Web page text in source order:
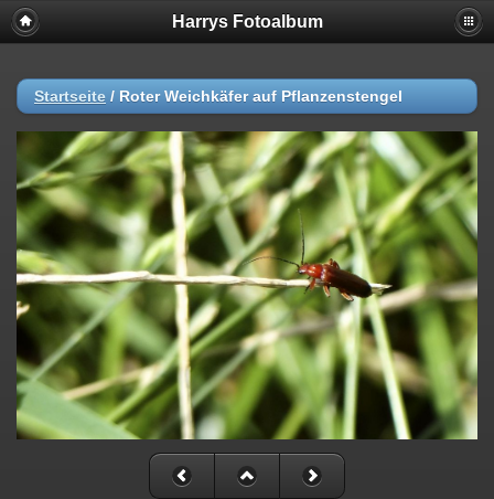
Harrys Fotoalbum
Startseite / Roter Weichkäfer auf Pflanzenstengel